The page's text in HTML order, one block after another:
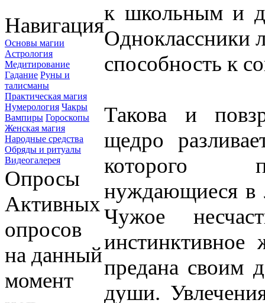
Навигация
Основы магии
Астрология
Медитирование
Гадание Руны и
талисманы
Практическая магия
Нумерология Чакры
Вампиры Гороскопы
Женская магия
Народные средства
Обряды и ритуалы
Видеогалерея
Опросы
Активных
опросов
на данный
момент
к школьным и
Одноклассники
способность к
Такова и
щедро
которого
нуждающиеся в
Чужое
предана своим
души.